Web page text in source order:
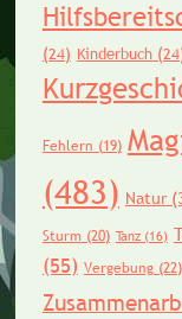
(24) Kinderbuch
Fehlern (19)
(483) Natur
Sturm(20) Tanz(16)
(55) Vergebung(22)